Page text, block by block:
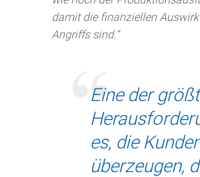
damit die finanziellen
Angriffs sind.“
Eine der
es, die
überzeugen,